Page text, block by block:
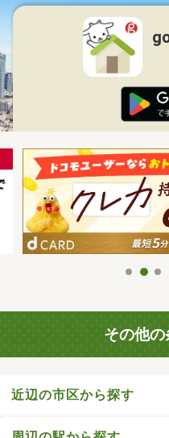
その他
近辺の市区から探す